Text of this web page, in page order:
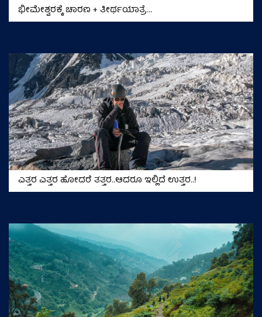
ಭೀಮೇಶ್ವರಕ್ಕೆ ಚಾರಣ + ತೀರ್ಥಯಾತ್ರೆ...
ಎತ್ತರ ಎತ್ತರ ಹೋದರೆ ತತ್ತರ..ಆದರೂ ಇಲ್ಲಿದೆ ಉತ್ತರ..!